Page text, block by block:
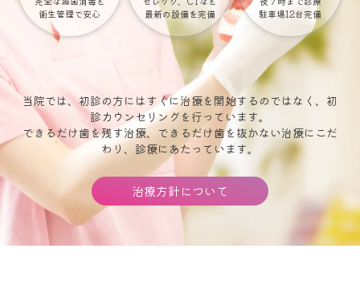
衛生管理で安心
最新の設備を完備
駐車場12台完備
当院では、初診の方にはすぐに治療を開始するのではなく、初
診カウンセリングを行っています。
できるだけ歯を残す治療、できるだけ歯を抜かない治療にこだ
わり、診療にあたっています。
治療方針について